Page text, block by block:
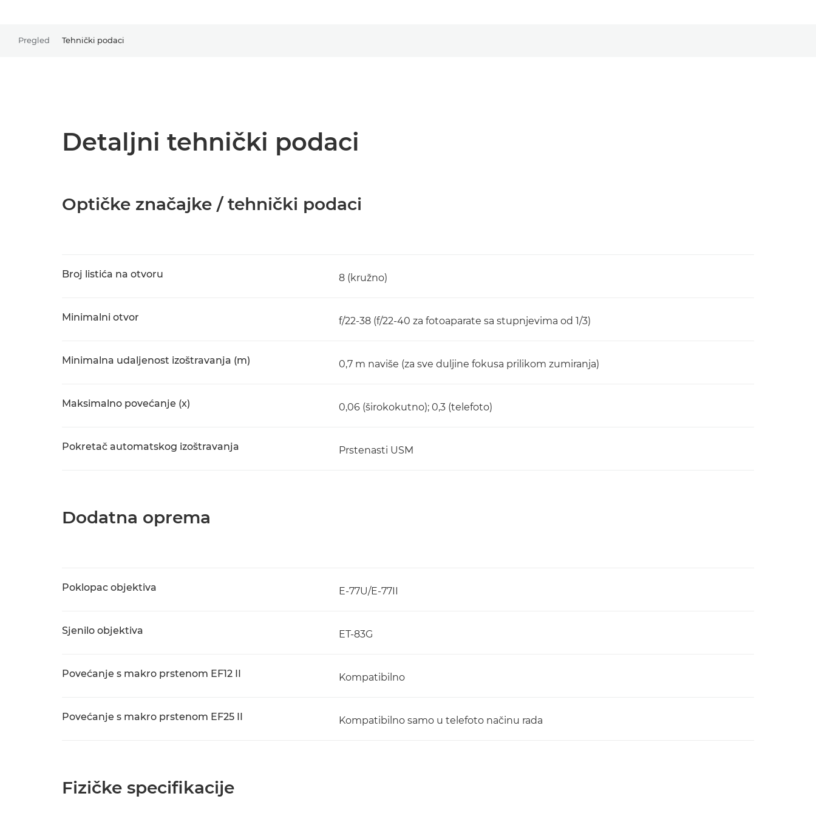
Pregled Tehnički podaci
Detaljni tehnički podaci
Optičke značajke / tehnički podaci
Broj listića na otvoru 8 (kružno)
Minimalni otvor f/22-38 (f/22-40 za fotoaparate sa stupnjevima od 1/3)
Minimalna udaljenost izoštravanja (m) 0,7 m naviše (za sve duljine fokusa prilikom zumiranja)
Maksimalno povećanje (x) 0,06 (širokokutno); 0,3 (telefoto)
Pokretač automatskog izoštravanja Prstenasti USM
Dodatna oprema
Poklopac objektiva E-77U/E-77II
Sjenilo objektiva ET-83G
Povećanje s makro prstenom EF12 II Kompatibilno
Povećanje s makro prstenom EF25 II Kompatibilno samo u telefoto načinu rada
Fizičke specifikacije